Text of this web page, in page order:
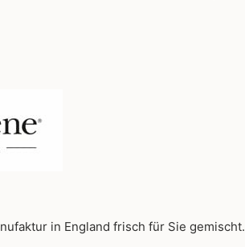
in England frisch für Sie gemischt.